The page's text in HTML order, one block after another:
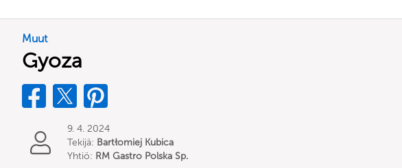
Muut
Gyoza
9. 4. 2024
Tekijä: Bartłomiej Kubica
Yhtiö: RM Gastro Polska Sp.